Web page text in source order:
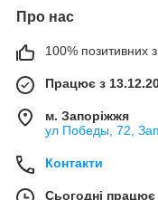
Про нас
100% позитивних з
Працює з
м. Запоріжжя
ул Победы, 72,
Контакти
Сьогодні